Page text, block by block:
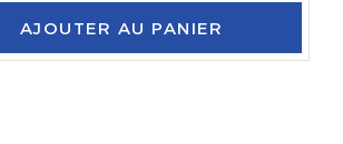
AJOUTER AU PANIER